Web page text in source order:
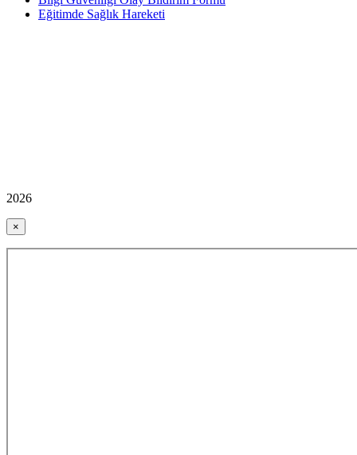
Eğitimde Sağlık Hareketi
2026
×